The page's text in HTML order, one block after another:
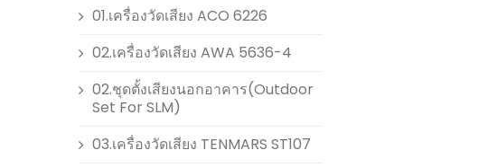
01.เครื่องวัดเสียง ACO 6226
02.เครื่องวัดเสียง AWA 5636-4
02.ชุดตั้งเสียงนอกอาคาร(Outdoor
Set For SLM)
03.เครื่องวัดเสียง TENMARS ST107